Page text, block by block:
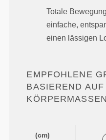
Totale
einfache,
einen lässigen
EMPFOHLENE
ASIEREND AUF
ÖRPERMASSEN
(cm)